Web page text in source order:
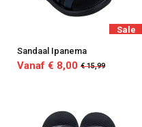
Sale
Sandaal Ipanema
Vanaf € 8,00 € 15,99